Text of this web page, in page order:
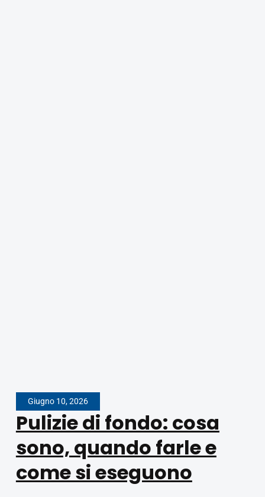
Giugno 10, 2026
Pulizie di fondo: cosa
sono, quando farle e
come si eseguono